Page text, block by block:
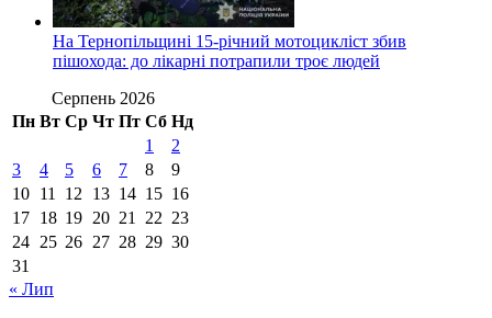
На Тернопільщині 15-річний мотоцикліст збив
пішохода: до лікарні потрапили троє людей
Серпень 2026
Пн Вт Ср Чт Пт Сб Нд
1
2
3
4 5 6 7 8
9
10 11 12 13 14 15 16
17 18 19 20 21 22 23
24 25 26 27 28 29 30
31
« Лип